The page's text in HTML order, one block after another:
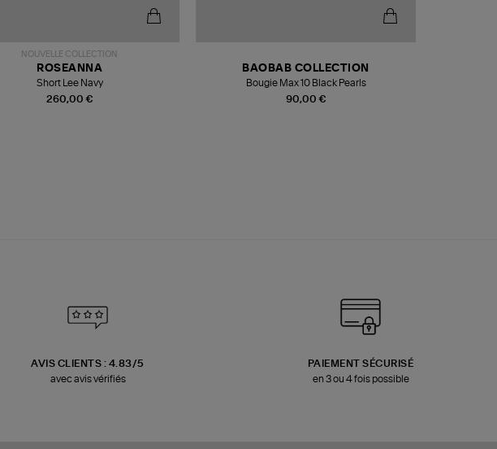
NOUVELLE COLLECTION
260,00 €
ROSEANNA
Short Lee Navy
90,00 €
BAOBAB COLLECTION
Bougie Max 10 Black Pearls
AVIS CLIENTS : 4.83/5
avec avis vérifiés
PAIEMENT SÉCURISÉ
en 3 ou 4 fois possible